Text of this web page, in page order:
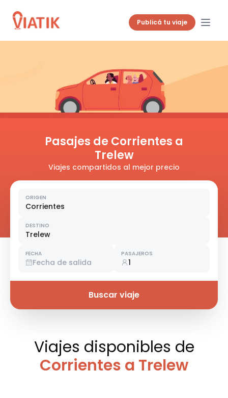
Publicá tu viaje
Pasajes de Corrientes a
Trelew
Viajes compartidos al mejor precio
ORIGEN
Corrientes
DESTINO
Trelew
FECHA
Fecha de salida
PASAJEROS
1
Buscar viaje
Viajes disponibles de
Corrientes a Trelew